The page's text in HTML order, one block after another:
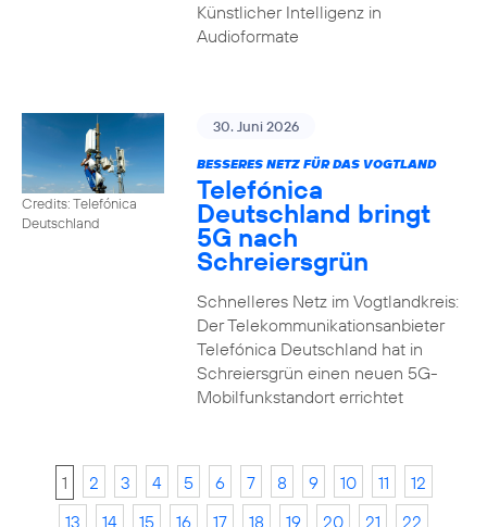
Künstlicher Intelligenz in
Audioformate
Credits: Telefónica
Deutschland
30. Juni 2026
BESSERES NETZ FÜR DAS VOGTLAND
Telefónica
Deutschland bringt
5G nach
Schreiersgrün
Schnelleres Netz im Vogtlandkreis:
Der Telekommunikationsanbieter
Telefónica Deutschland hat in
Schreiersgrün einen neuen 5G-
Mobilfunkstandort errichtet
1 2 3 4 5 6 7 8 9 10 11
12
13
14 15 16 17 18 19 20 21 22